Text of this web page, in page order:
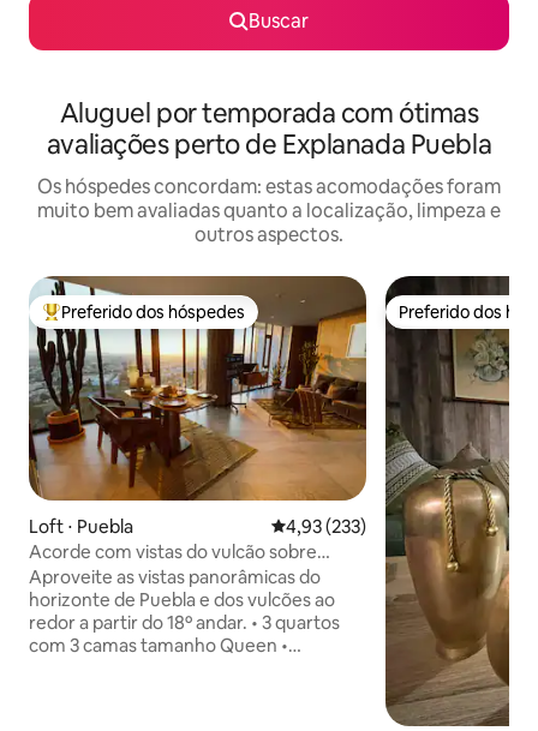
Buscar
Aluguel por temporada com ótimas
avaliações perto de Explanada Puebla
Os hóspedes concordam: estas acomodações foram
muito bem avaliadas quanto a localização, limpeza e
outros aspectos.
Entre os melhores preferidos dos hóspedes
Preferido dos hóspedes
Loft ⋅ Puebla 4,93 de uma avaliação média de
4,93 (233)
Acorde com vistas do vulcão sobre
Puebla
Aproveite as vistas panorâmicas do
horizonte de Puebla e dos vulcões ao
redor a partir do 18º andar. • 3 quartos
com 3 camas tamanho Queen •
Preferido dos
Preferido dos